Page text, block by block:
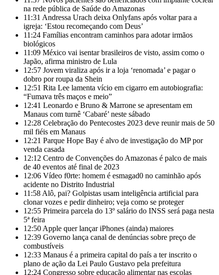
na rede pública de Saúde do Amazonas
11:31 Andressa Urach deixa Onlyfans após voltar para a
igreja: ‘Estou recomeçando com Deus’
11:24 Famílias encontram caminhos para adotar irmãos
biológicos
11:09 México vai isentar brasileiros de visto, assim como o
Japão, afirma ministro de Lula
12:57 Jovem viraliza após ir a loja ‘renomada’ e pagar o
dobro por roupa da Shein
12:51 Rita Lee lamenta vício em cigarro em autobiografia:
“Fumava três maços e meio”
12:41 Leonardo e Bruno & Marrone se apresentam em
Manaus com turnê ‘Cabaré’ neste sábado
12:28 Celebração do Pentecostes 2023 deve reunir mais de 50
mil fiéis em Manaus
12:21 Parque Hope Bay é alvo de investigação do MP por
venda casada
12:12 Centro de Convenções do Amazonas é palco de mais
de 40 eventos até final de 2023
12:06 Vídeo f0rte: homem é esmagad0 no caminhão após
acidente no Distrito Industrial
11:58 Alô, pai? Golpistas usam inteligência artificial para
clonar vozes e pedir dinheiro; veja como se proteger
12:55 Primeira parcela do 13º salário do INSS será paga nesta
5ª feira
12:50 Apple quer lançar iPhones (ainda) maiores
12:39 Governo lança canal de denúncias sobre preço de
combustíveis
12:33 Manaus é a primeira capital do país a ter inscrito o
plano de ação da Lei Paulo Gustavo pela prefeitura
12:24 Congresso sobre educação alimentar nas escolas